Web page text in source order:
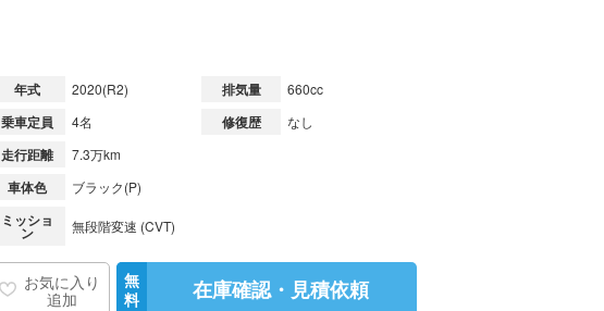
年式 2020(R2) 排気量 660cc
乗車定員 4名 修復歴 なし
走行距離 7.3万km
車体色 ブラック(P)
ミッショ
ン 無段階変速 (CVT)
お気に入り
追加
無
料
在庫確認・見積依頼